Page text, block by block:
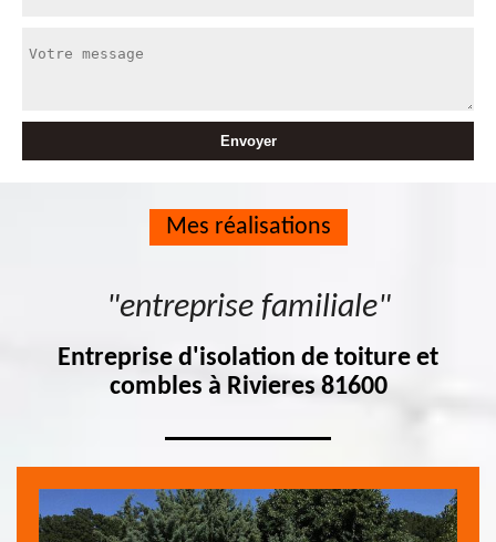
Mes réalisations
"entreprise familiale"
Entreprise d'isolation de toiture et
combles à Rivieres 81600